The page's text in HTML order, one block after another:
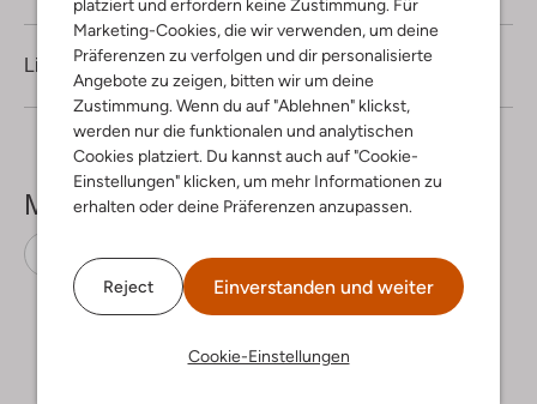
platziert und erfordern keine Zustimmung. Für
Marketing-Cookies, die wir verwenden, um deine
Präferenzen zu verfolgen und dir personalisierte
Angebote zu zeigen, bitten wir um deine
Zustimmung. Wenn du auf "Ablehnen" klickst,
werden nur die funktionalen und analytischen
Cookies platziert. Du kannst auch auf "Cookie-
Einstellungen" klicken, um mehr Informationen zu
erhalten oder deine Präferenzen anzupassen.
Reject Einverstanden und weiter
Cookie-Einstellungen
Lieferung & Rückgabe
Mehr sehen
Sweatshirts Rellix Sweatstoff